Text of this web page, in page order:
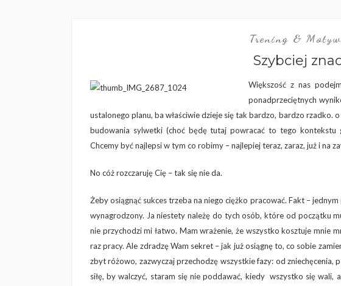
Trening &
Szybciej
Większość z nas
ponadprzeciętnych
ustalonego planu, ba właściwie dzieje się tak bardzo, bardzo rzadko.
budowania sylwetki (choć będę tutaj powracać to tego kontekstu
Chcemy być najlepsi w tym co robimy – najlepiej teraz, zaraz, już i na
No cóż rozczaruję Cię – tak się nie da.
Żeby osiągnąć sukces trzeba na niego ciężko pracować. Fakt –
wynagrodzony. Ja niestety należę do tych osób, które od początku
nie przychodzi mi łatwo. Mam wrażenie, że wszystko kosztuje mnie
raz pracy. Ale zdradzę Wam sekret – jak już osiągnę to, co sobie
zbyt różowo, zazwyczaj przechodzę wszystkie fazy: od
siłę, by walczyć, staram się nie poddawać, kiedy wszystko się wali,